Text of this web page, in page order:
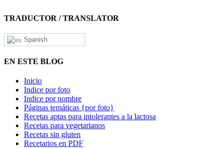
TRADUCTOR / TRANSLATOR
Spanish
EN ESTE BLOG
Inicio
Indice por foto
Indice por nombre
Páginas temáticas {por foto}
Recetas aptas para intolerantes a la lactosa
Recetas para vegetarianos
Recetas sin gluten
Recetarios en PDF